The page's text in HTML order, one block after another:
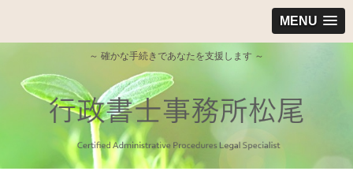
MENU
～ 確かな手続きであなたを支援します ～